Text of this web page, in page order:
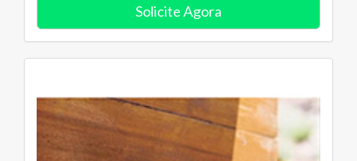
Solicite Agora